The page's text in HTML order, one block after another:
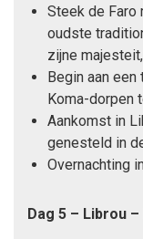
Steek de Faro
oudste
zijne
Begin aan
Koma-dorpen
Aankomst in
genesteld in
Overnachting
Dag 5 – Librou